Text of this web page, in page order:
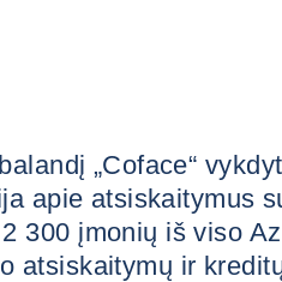
„Coface“
apie atsiskaitymus
300 įmonių iš viso
atsiskaitymų ir